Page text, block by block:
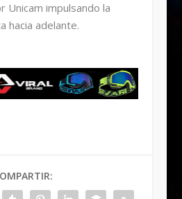
Unicam impulsando la
hacia adelante.